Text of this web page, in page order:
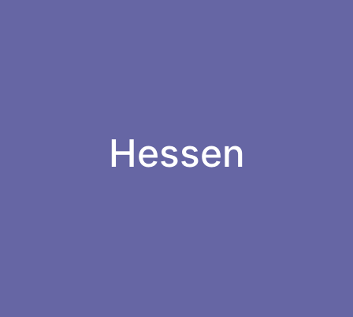
Hessen